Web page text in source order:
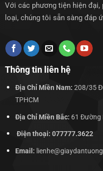
Với các phương tiện hiện đại,
loại, chúng tôi sẵn sàng đáp
Thông tin liên hệ
Địa Chỉ Miền Nam: 208/35
TPHCM
Địa Chỉ Miền Bắc: 61 Đường
Điện thoại: 077777.3622
Email: